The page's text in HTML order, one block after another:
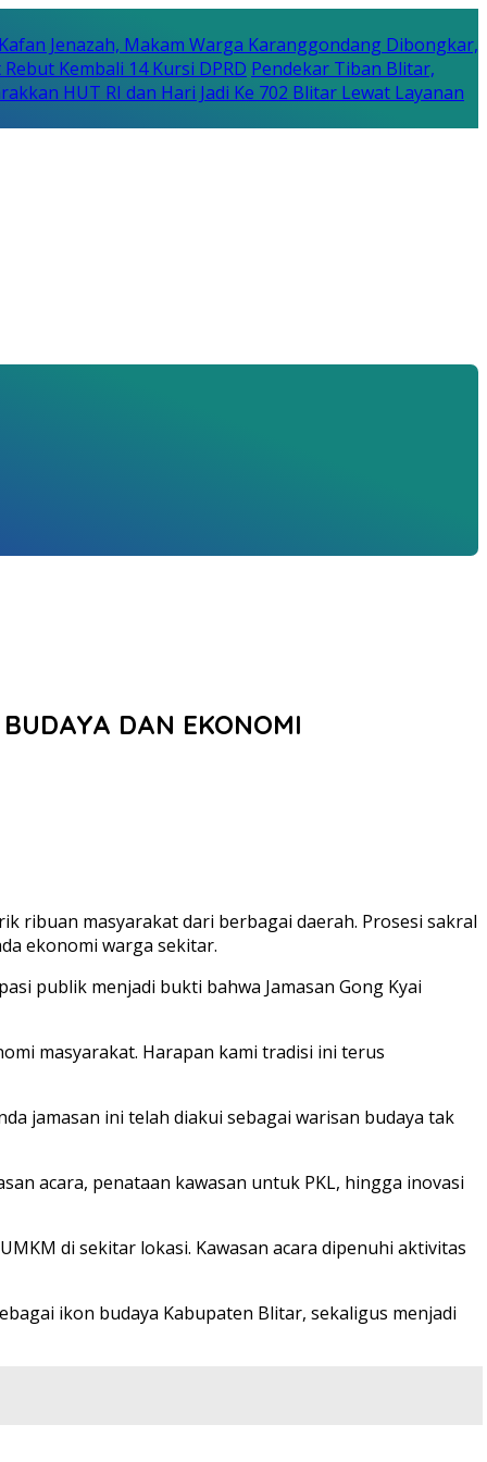
Jenazah, Makam Warga Karanggondang Dibongkar,
Kembali 14 Kursi DPRD Pendekar Tiban Blitar,
HUT RI dan Hari Jadi Ke 702 Blitar Lewat Layanan
DAN EKONOMI
ribuan masyarakat dari berbagai daerah. Prosesi sakral
ekonomi warga sekitar.
publik menjadi bukti bahwa Jamasan Gong Kyai
masyarakat. Harapan kami tradisi ini terus
jamasan ini telah diakui sebagai warisan budaya tak
acara, penataan kawasan untuk PKL, hingga inovasi
di sekitar lokasi. Kawasan acara dipenuhi aktivitas
ikon budaya Kabupaten Blitar, sekaligus menjadi